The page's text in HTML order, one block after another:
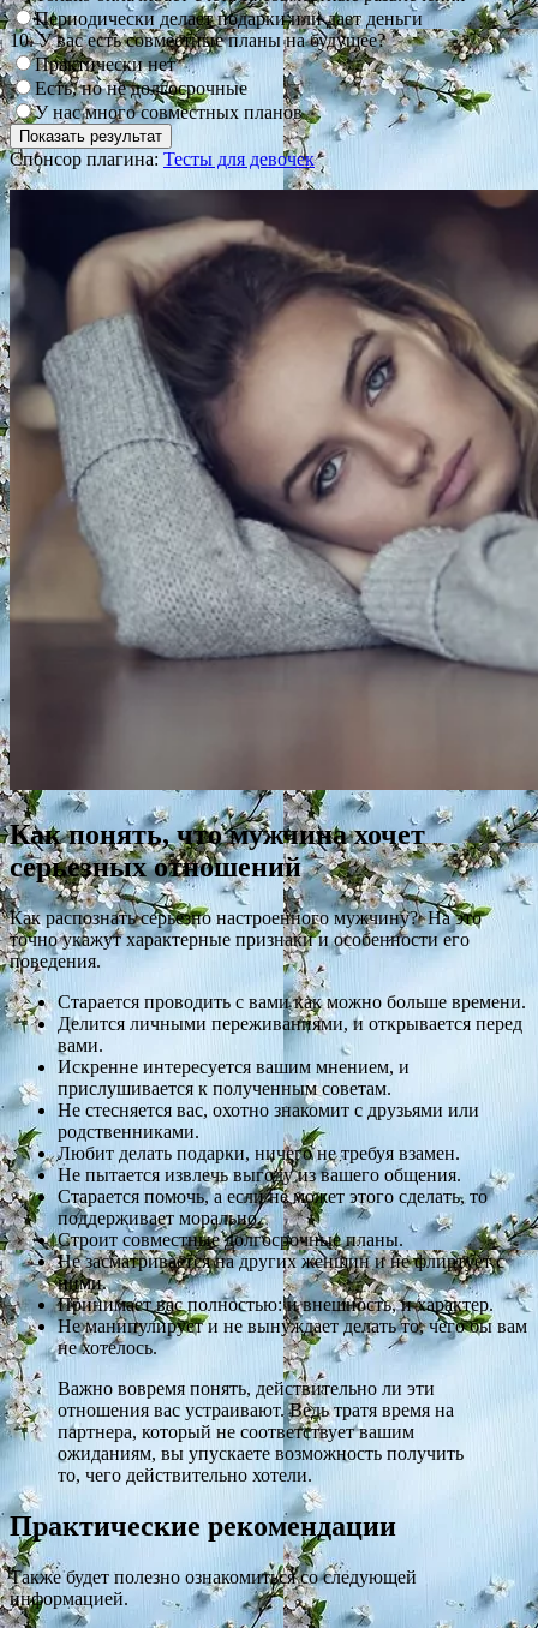
Периодически делает подарки или дает деньги
10. У вас есть совместные планы на будущее?
Практически нет
Есть, но не долгосрочные
У нас много совместных планов
Спонсор плагина: Тесты для девочек
Как понять, что мужчина хочет
серьезных отношений
Как распознать серьезно настроенного мужчину? На это
точно укажут характерные признаки и особенности его
поведения.
Старается проводить с вами как можно больше времени.
Делится личными переживаниями, и открывается перед
вами.
Искренне интересуется вашим мнением, и
прислушивается к полученным советам.
Не стесняется вас, охотно знакомит с друзьями или
родственниками.
Любит делать подарки, ничего не требуя взамен.
Не пытается извлечь выгоду из вашего общения.
Старается помочь, а если не может этого сделать, то
поддерживает морально.
Строит совместные долгосрочные планы.
Не засматривается на других женщин и не флиртует с
ними.
Принимает вас полностью: и внешность, и характер.
Не манипулирует и не вынуждает делать то, чего бы вам
не хотелось.
Важно вовремя понять, действительно ли эти
отношения вас устраивают. Ведь тратя время на
партнера, который не соответствует вашим
ожиданиям, вы упускаете возможность получить
то, чего действительно хотели.
Практические рекомендации
Также будет полезно ознакомиться со следующей
информацией.